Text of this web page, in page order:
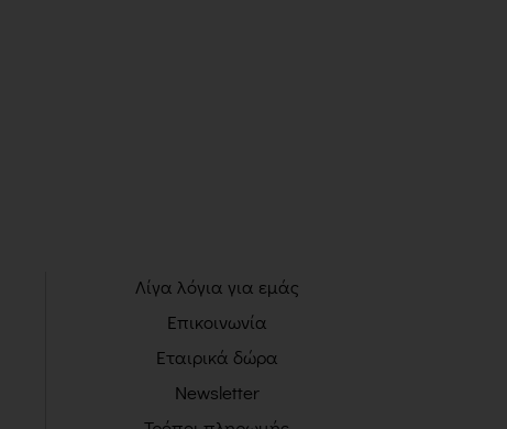
Λίγα λόγια για εμάς
Επικοινωνία
Εταιρικά δώρα
Newsletter